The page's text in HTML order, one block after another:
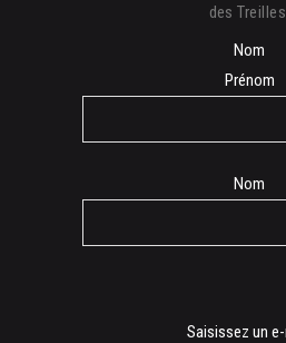
des
Nom
Prénom
Nom
Saisissez un